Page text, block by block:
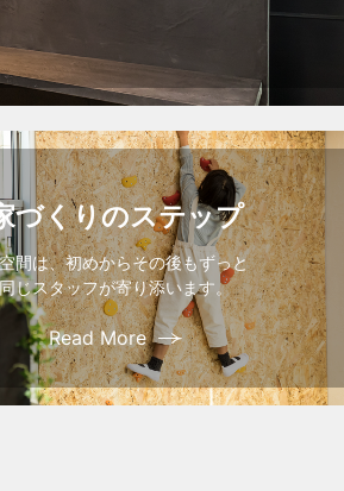
づくりのステップ
間は、初めからその後もずっと
同じスタッフが寄り添います。
Read More